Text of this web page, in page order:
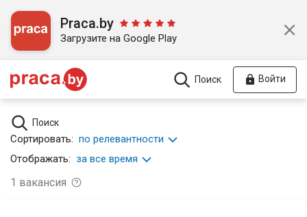
Praca.by
Загрузите на Google Play
Поиск Войти
Поиск
Сортировать: по релевантности
Отображать: за все время
1 вакансия